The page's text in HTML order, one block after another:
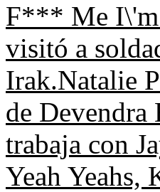
F*** Me I\'m
visitó a
Irak.Natalie
de Devendra
trabaja con
Yeah Yeahs,